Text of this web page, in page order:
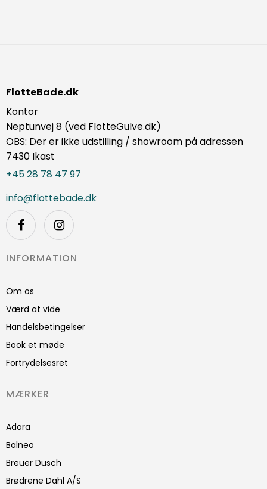
FlotteBade.dk
Kontor
Neptunvej 8 (ved FlotteGulve.dk)
OBS: Der er ikke udstilling / showroom på adressen
7430 Ikast
+45 28 78 47 97
info@flottebade.dk
INFORMATION
Om os
Værd at vide
Handelsbetingelser
Book et møde
Fortrydelsesret
MÆRKER
Adora
Balneo
Breuer Dusch
Brødrene Dahl A/S